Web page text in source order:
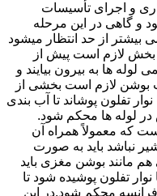
و اجرای تأسیسات
و گاهی در این مرحله
بیشتر از حد انتظار میشود
بخش لازم است پیش از
ها به بیرون بیایند و
بوشن لازم است بخشی از
تفلون پوشاند تا آب بندی
لوله ها محکم شود.
که معمولاً همراه آن
نباشد باید به صورت
مانند بوشن مغزی باید
تفلون پوشیده شود تا
محکم شود.در این